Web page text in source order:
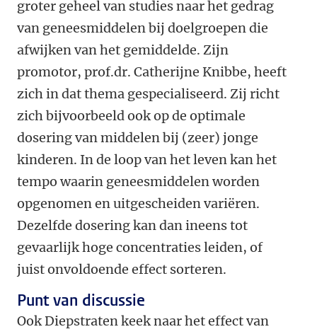
groter geheel van studies naar het gedrag
van geneesmiddelen bij doelgroepen die
afwijken van het gemiddelde. Zijn
promotor, prof.dr. Catherijne Knibbe, heeft
zich in dat thema gespecialiseerd. Zij richt
zich bijvoorbeeld ook op de optimale
dosering van middelen bij (zeer) jonge
kinderen. In de loop van het leven kan het
tempo waarin geneesmiddelen worden
opgenomen en uitgescheiden variëren.
Dezelfde dosering kan dan ineens tot
gevaarlijk hoge concentraties leiden, of
juist onvoldoende effect sorteren.
Punt van discussie
Ook Diepstraten keek naar het effect van